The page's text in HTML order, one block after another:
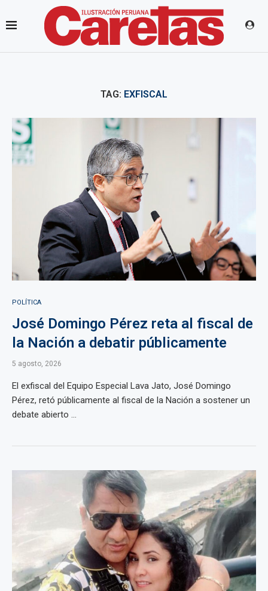
TAG: EXFISCAL
POLÍTICA
José Domingo Pérez reta al fiscal de
la Nación a debatir públicamente
5 agosto, 2026
El exfiscal del Equipo Especial Lava Jato, José Domingo
Pérez, retó públicamente al fiscal de la Nación a sostener un
debate abierto ...